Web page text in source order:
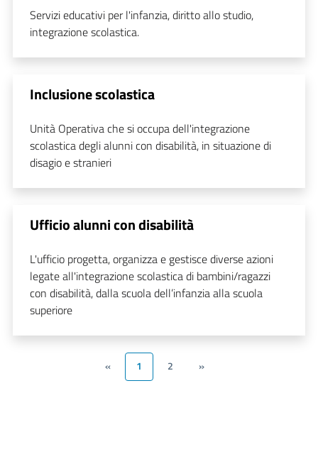
Servizi educativi per l'infanzia, diritto allo studio,
integrazione scolastica.
Inclusione scolastica
Unità Operativa che si occupa dell'integrazione
scolastica degli alunni con disabilità, in situazione di
disagio e stranieri
Ufficio alunni con disabilità
L'ufficio progetta, organizza e gestisce diverse azioni
legate all'integrazione scolastica di bambini/ragazzi
con disabilità, dalla scuola dell’infanzia alla scuola
superiore
« 1 2 »